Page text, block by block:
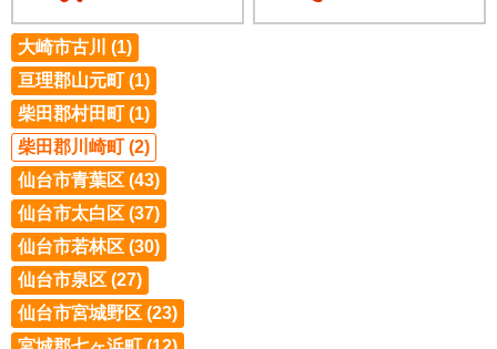
大崎市古川 (1)
亘理郡山元町 (1)
柴田郡村田町 (1)
柴田郡川崎町 (2)
仙台市青葉区 (43)
仙台市太白区 (37)
仙台市若林区 (30)
仙台市泉区 (27)
仙台市宮城野区 (23)